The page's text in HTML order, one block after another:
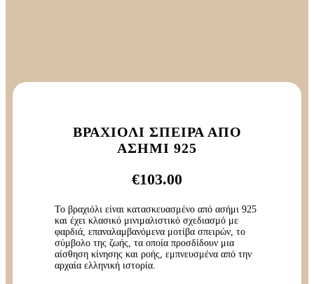
ΒΡΑΧΙΌΛΙ ΣΠΕΊΡΑ ΑΠΌ
ΑΣΉΜΙ 925
€103.00
Το βραχιόλι είναι κατασκευασμένο από ασήμι 925
και έχει κλασικό μινιμαλιστικό σχεδιασμό με
φαρδιά, επαναλαμβανόμενα μοτίβα σπειρών, το
σύμβολο της ζωής, τα οποία προσδίδουν μια
αίσθηση κίνησης και ροής, εμπνευσμένα από την
αρχαία ελληνική ιστορία.